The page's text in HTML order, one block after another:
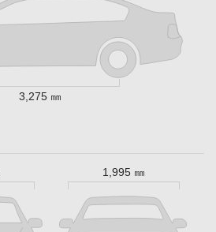
3,275 ㎜
1,995 ㎜